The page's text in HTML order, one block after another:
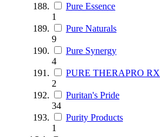
Pure Essence
1
Pure Naturals
9
Pure Synergy
4
PURE THERAPRO RX
2
Puritan's Pride
34
Purity Products
1